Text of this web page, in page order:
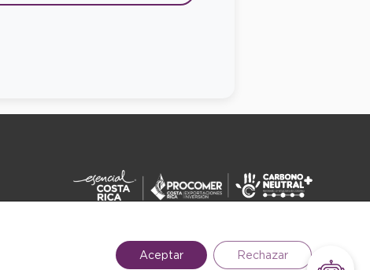
Aceptar Rechazar